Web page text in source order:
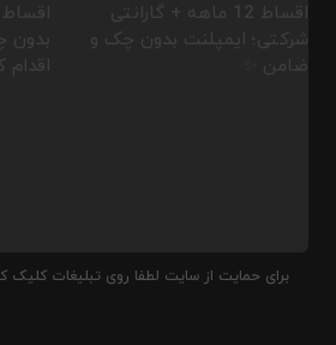
اقساط 12 ماهه + گارانتی
شرکتی؛ ایمپلنت بدون چک و
ضامن ✨
بدون
اقدام
برای حمایت از سایت لطفا روی تبلیغات کلیک